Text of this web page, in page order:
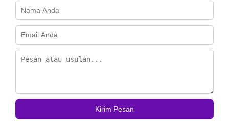
Kirim Pesan